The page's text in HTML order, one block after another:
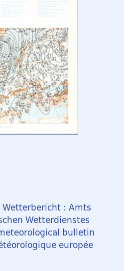
Wetterbericht : Amts
Wetterdienstes
bulletin
europée